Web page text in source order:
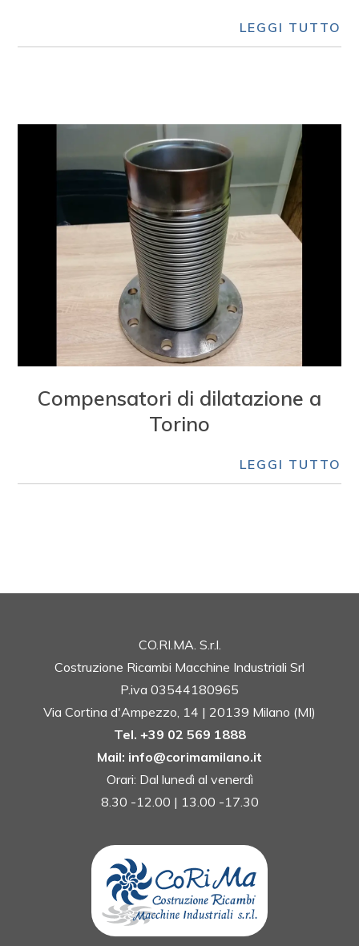
LEGGI TUTTO
Compensatori di dilatazione a
Torino
LEGGI TUTTO
CO.RI.MA. S.r.l.
Costruzione Ricambi Macchine Industriali Srl
P.iva 03544180965
Via Cortina d'Ampezzo, 14 | 20139 Milano (MI)
Tel. +39 02 569 1888
Mail: info@corimamilano.it
Orari: Dal lunedì al venerdì
8.30 -12.00 | 13.00 -17.30